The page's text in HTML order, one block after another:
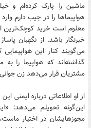
ماشین را پارک کرده‌ام و
هواپیماها را در جیب دارم
معلوم است خرید کوچک‌ترین
خبرنگار باشد. از نگهبان
می‌گویند کنار این
گذاشته‌اند که هواپیما را
مشتریان قرار می‌دهد زن
از او اطلاعاتی درباره ایمنی
این‌گونه تحویلم می‌دهد:
مجوزهایشان در اختیار